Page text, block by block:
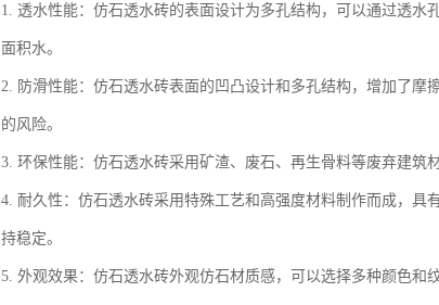
1. 透水性能：仿石透水砖的表面设计为多孔结构，可以通过透
面积水。
2. 防滑性能：仿石透水砖表面的凹凸设计和多孔结构，增加了摩
的风险。
3. 环保性能：仿石透水砖采用矿渣、废石、再生骨料等废弃建筑
4. 耐久性：仿石透水砖采用特殊工艺和高强度材料制作而成，
持稳定。
5. 外观效果：仿石透水砖外观仿石材质感，可以选择多种颜色和